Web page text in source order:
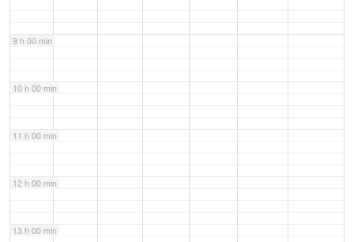
9 h 00 min
10 h 00 min
11 h 00 min
12 h 00 min
13 h 00 min